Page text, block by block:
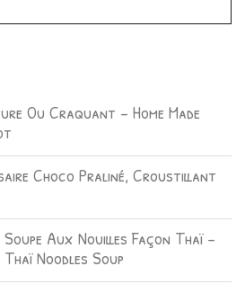
Ou Craquant – Home Made
Choco Praliné, Croustillant
Soupe Aux Nouilles Façon Thaï –
Thaï Noodles Soup